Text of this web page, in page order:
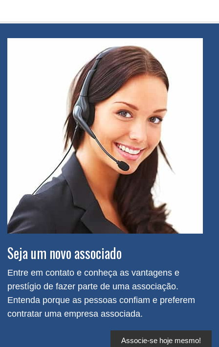
Seja um novo associado
Entre em contato e conheça as vantagens e
prestígio de fazer parte de uma associação.
Entenda porque as pessoas confiam e preferem
contratar uma empresa associada.
Associe-se hoje mesmo!